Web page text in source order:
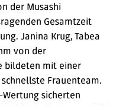
der Musashi
Gesamtzeit
Janina Krug, Tabea
von der
bildeten mit einer
Frauenteam.
sicherten